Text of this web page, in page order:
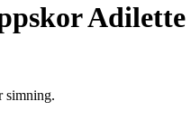
Adilette
simning.